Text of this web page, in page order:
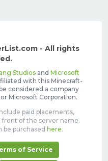
- All rights
Studiosand Microsoft
with this Minecraft-
considered a company
Microsoft Corporation.
paid placements,
of the server name.
be purchased here.
of Service